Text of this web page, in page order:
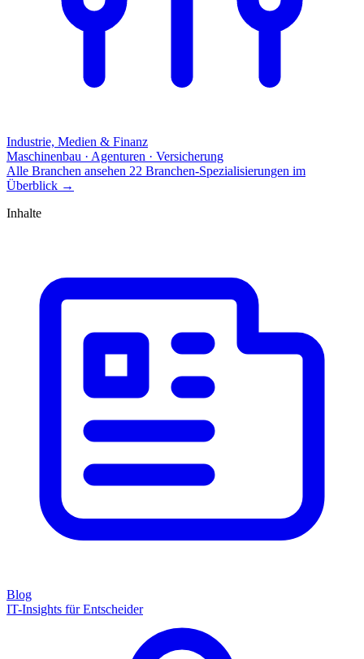
Industrie, Medien & Finanz
Maschinenbau · Agenturen · Versicherung
Alle Branchen ansehen 22 Branchen-Spezialisierungen im
Überblick →
Inhalte
Blog
IT-Insights für Entscheider